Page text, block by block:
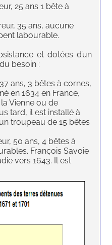
25 ans 1 bête à
35 ans, aucune
labourable.
et dotées d’un
besoin :
ans, 3 bêtes à cornes,
en 1634 en France,
Vienne ou de
tard, il est installé à
troupeau de 15 bêtes
50 ans, 4 bêtes à
François Savoie
vers 1643. Il est